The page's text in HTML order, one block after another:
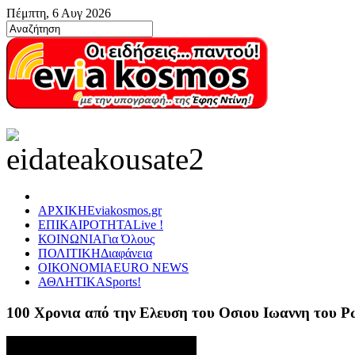
Πέμπτη, 6 Αυγ 2026
ΑΡΧΙΚΗEviakosmos.gr
ΕΠΙΚΑΙΡΟΤΗΤΑLive !
ΚΟΙΝΩΝΙΑΓια Όλους
ΠΟΛΙΤΙΚΗΔιαφάνεια
ΟΙΚΟΝΟΜΙΑEURO NEWS
ΑΘΛΗΤΙΚΑSports!
100 Χρονια από την Ελευση του Οσιου Ιωαννη του